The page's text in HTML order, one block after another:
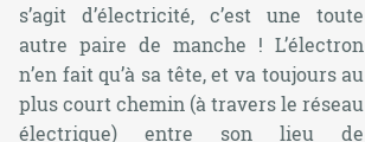
s’agit d’électricité, c’est une toute
autre paire de manche ! L’électron
n’en fait qu’à sa tête, et va toujours au
plus court chemin (à travers le réseau
électrique) entre son lieu de